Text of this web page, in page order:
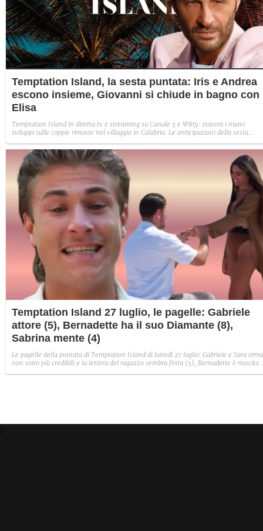
Temptation Island, la sesta puntata: Iris e Andrea
escono insieme, Giovanni si chiude in bagno con
Elisa
Temptation Island in diretta tv e streaming su Canale 5 e Witty: stasera i nuovi
sviluppi sulle coppie rimaste nel villaggio in Calabria. Le anticipazioni della sesta
Sabrina rifiuta il falò con Giovanni e si avvicina a Lory.
Temptation Island 27 luglio, le pagelle: Gabriele
attore (5), Bernadette ha il suo Diamante (8),
Sabrina mente (4)
Le pagelle della puntata di Temptation Island di lunedì 27 luglio: Gabriele e Sara
non sono più credibili e la lettera del ragazzo sembra finta (5), Bernadette è riuscita